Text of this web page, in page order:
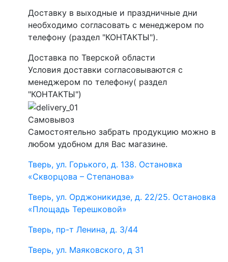
Доставку в выходные и праздничные дни
необходимо согласовать с менеджером по
телефону (раздел "КОНТАКТЫ").
Доставка по Тверской области
Условия доставки согласовываются с
менеджером по телефону( раздел
"КОНТАКТЫ")
Самовывоз
Самостоятельно забрать продукцию можно в
любом удобном для Вас магазине.
Тверь, ул. Горького, д. 138. Остановка
«Скворцова – Степанова»
Тверь, ул. Орджоникидзе, д. 22/25. Остановка
«Площадь Терешковой»
Тверь, пр-т Ленина, д. 3/44
Тверь, ул. Маяковского, д 31